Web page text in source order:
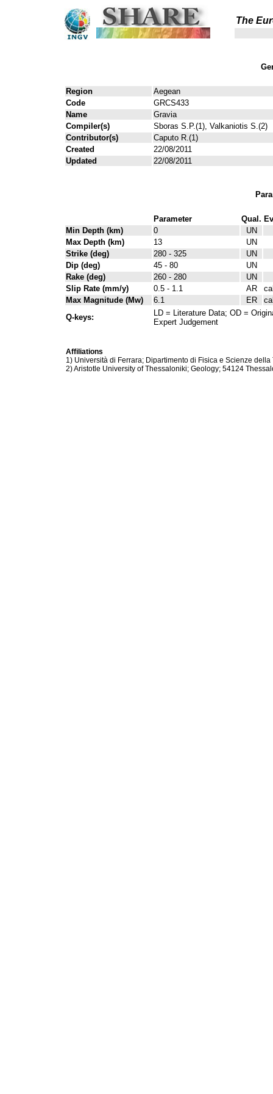
The
Region
Aegean
Code
GRCS433
Name
Gravia
Compiler(s)
Sboras S.P.(1), Valkaniotis S.(2)
Contributor(s)
Caputo R.(1)
Created
22/08/2011
Updated
22/08/2011
Parameter Qual.
Min Depth (km)
0
UN
Max Depth (km)
13
UN
Strike (deg)
280 - 325
UN
Dip (deg)
45 - 80
UN
Rake (deg)
260 - 280
UN
Slip Rate (mm/y)
0.5 - 1.1 AR
Max Magnitude (Mw)
6.1 ER
Q-keys:
LD = Literature Data; OD =
Expert Judgement
Affiliations
1) Università di Ferrara; Dipartimento di Fisica e Scienze
2) Aristotle University of Thessaloniki; Geology; 54124